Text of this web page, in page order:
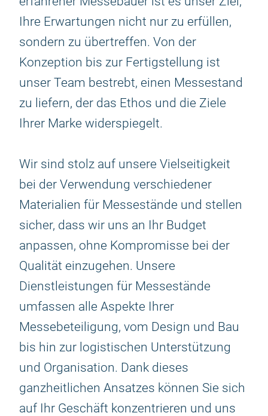
Ihre Erwartungen nicht nur zu erfüllen,
sondern zu übertreffen. Von der
Konzeption bis zur Fertigstellung ist
unser Team bestrebt, einen Messestand
zu liefern, der das Ethos und die Ziele
Ihrer Marke widerspiegelt.
Wir sind stolz auf unsere Vielseitigkeit
bei der Verwendung verschiedener
Materialien für Messestände und stellen
sicher, dass wir uns an Ihr Budget
anpassen, ohne Kompromisse bei der
Qualität einzugehen. Unsere
Dienstleistungen für Messestände
umfassen alle Aspekte Ihrer
Messebeteiligung, vom Design und Bau
bis hin zur logistischen Unterstützung
und Organisation. Dank dieses
ganzheitlichen Ansatzes können Sie sich
auf Ihr Geschäft konzentrieren und uns